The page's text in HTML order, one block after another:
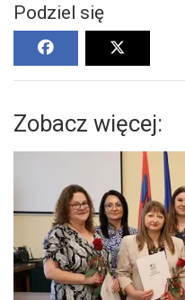
Podziel się
Zobacz więcej: